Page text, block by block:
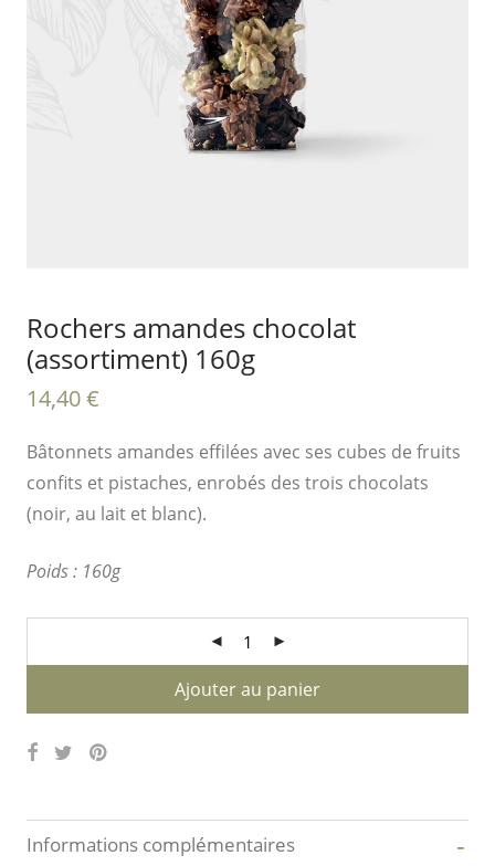
Rochers amandes chocolat
(assortiment) 160g
14,40€
Bâtonnets amandes effilées avec ses cubes de fruits
confits et pistaches, enrobés des trois chocolats
(noir, au lait et blanc).
Poids : 160g
Ajouter au panier
Informations complémentaires -